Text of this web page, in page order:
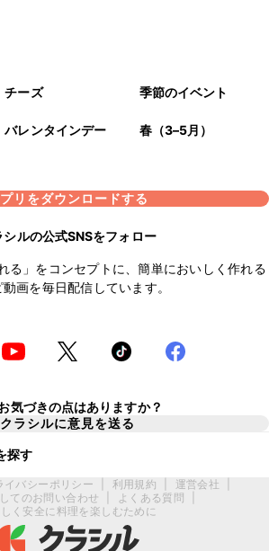
チーズ 季節のイベント
バレンタインデー 春（3–5月）
リをダウンロードする
シルの公式SNSをフォロー
る」をコンセプトに、簡単においしく作れる
動画を毎日配信しています。
気づきの点はありますか？
クラシルに意見を送る
探す
イバシーポリシー 利用規約 運営会社
てのお問い合わせ
よくある質問
く安全に料理を楽しむために